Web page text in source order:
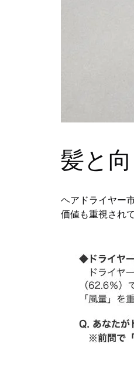
髪と
ヘアドライヤー
価値も重視され